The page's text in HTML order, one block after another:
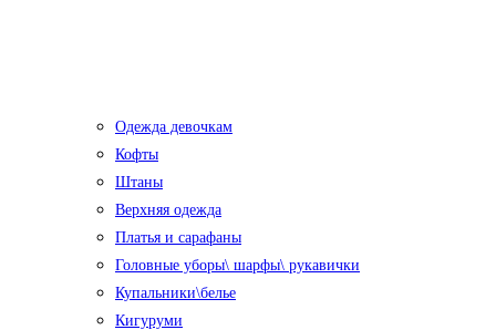
Одежда девочкам
Кофты
Штаны
Верхняя одежда
Платья и сарафаны
Головные уборы\ шарфы\ рукавички
Купальники\белье
Кигуруми